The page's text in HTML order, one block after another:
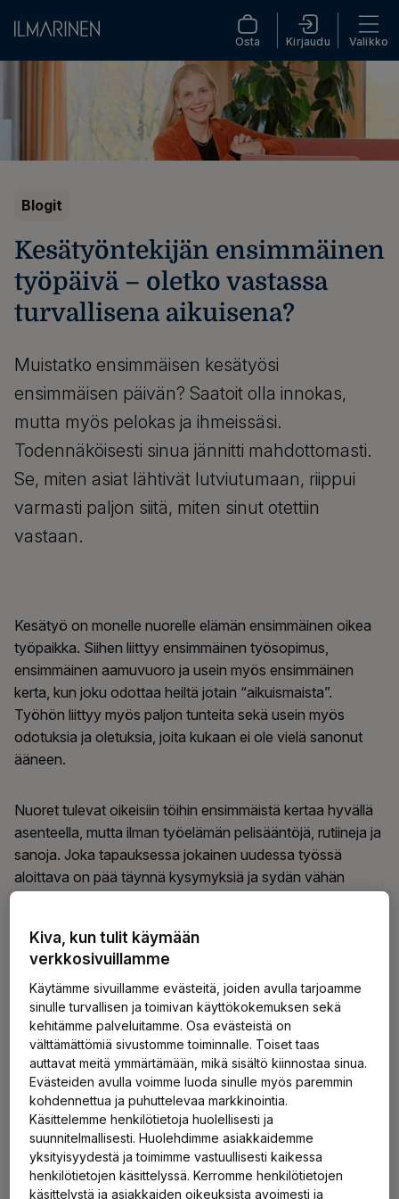
Osta Kirjaudu Valikko
Blogit
Kesätyöntekijän ensimmäinen
työpäivä – oletko vastassa
turvallisena aikuisena?
Muistatko ensimmäisen kesätyösi
ensimmäisen päivän? Saatoit olla innokas,
mutta myös pelokas ja ihmeissäsi.
Todennäköisesti sinua jännitti mahdottomasti.
Se, miten asiat lähtivät lutviutumaan, riippui
varmasti paljon siitä, miten sinut otettiin
vastaan.
Kesätyö on monelle nuorelle elämän ensimmäinen oikea
työpaikka. Siihen liittyy ensimmäinen työsopimus,
ensimmäinen aamuvuoro ja usein myös ensimmäinen
kerta, kun joku odottaa heiltä jotain “aikuismaista”.
Työhön liittyy myös paljon tunteita sekä usein myös
odotuksia ja oletuksia, joita kukaan ei ole vielä sanonut
ääneen.
Nuoret tulevat oikeisiin töihin ensimmäistä kertaa hyvällä
asenteella, mutta ilman työelämän pelisääntöjä, rutiineja ja
sanoja. Joka tapauksessa jokainen uudessa työssä
aloittava on pää täynnä kysymyksiä ja sydän vähän
tarkoittaa ennen kaikkea turvallisen, selkeän ja
kannustavan alun tarjoamista. Vastassa on syytä olla yksi
aikuinen, johon nuori voi aina turvata.
Ole se tyyppi, joka huomaa ja jolta
uskaltaa kysyä
Varhainen tuki nuorten kanssa on usein arkista, pientä ja
ennaltaehkäisevää. Se näkyy siinä, että joku huomaa,
Kiva, kun tulit käymään
verkkosivuillamme
Käytämme sivuillamme evästeitä, joiden avulla tarjoamme
sinulle turvallisen ja toimivan käyttökokemuksen sekä
kehitämme palveluitamme. Osa evästeistä on
välttämättömiä sivustomme toiminnalle. Toiset taas
auttavat meitä ymmärtämään, mikä sisältö kiinnostaa sinua.
Evästeiden avulla voimme luoda sinulle myös paremmin
kohdennettua ja puhuttelevaa markkinointia.
Käsittelemme henkilötietoja huolellisesti ja
suunnitelmallisesti. Huolehdimme asiakkaidemme
yksityisyydestä ja toimimme vastuullisesti kaikessa
henkilötietojen käsittelyssä. Kerromme henkilötietojen
käsittelystä ja asiakkaiden oikeuksista avoimesti ja